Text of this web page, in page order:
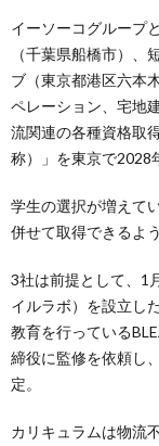
イーソーコグループ
（千葉県船橋市）、
ブ（東京都港区六本
ペレーション、宅地
流関連の各種資格取
称）」を東京で2028
学生の選択が増えて
併せて取得できるよ
3社は前提として、1
イルラボ）を設立し
教育を行っている
締役に監修を依頼し
定。
カリキュラムは物流